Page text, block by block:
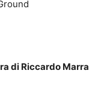
di Riccardo Marra